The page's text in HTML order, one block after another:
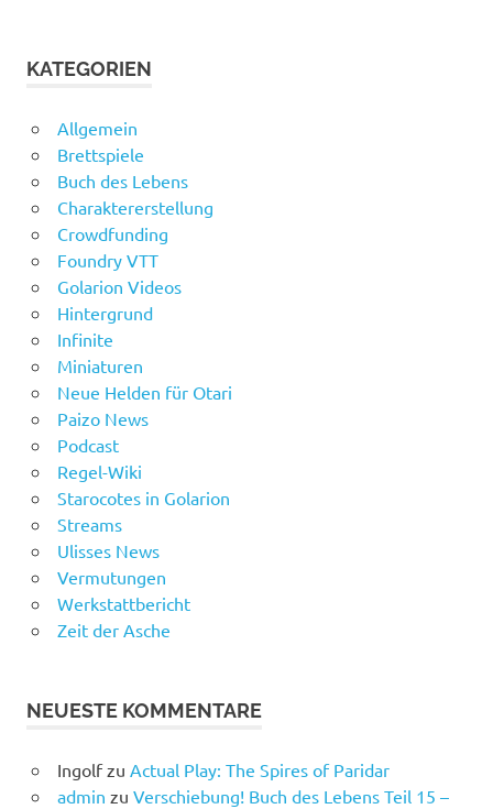
KATEGORIEN
Allgemein
Brettspiele
Buch des Lebens
Charaktererstellung
Crowdfunding
Foundry VTT
Golarion Videos
Hintergrund
Infinite
Miniaturen
Neue Helden für Otari
Paizo News
Podcast
Regel-Wiki
Starocotes in Golarion
Streams
Ulisses News
Vermutungen
Werkstattbericht
Zeit der Asche
NEUESTE KOMMENTARE
Ingolfzu Actual Play: The Spires of Paridar
admin zu Verschiebung! Buch des Lebens Teil 15 –